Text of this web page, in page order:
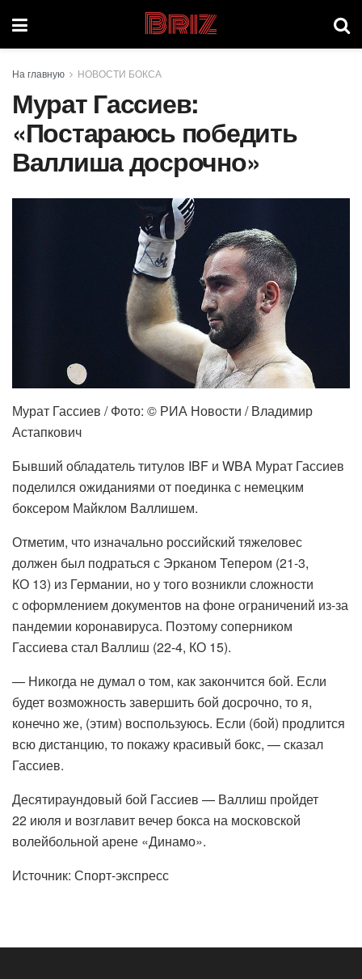
Briz
На главную НОВОСТИ БОКСА
Мурат Гассиев:
«Постараюсь победить
Валлиша досрочно»
Мурат Гассиев / Фото: © РИА Новости / Владимир
Астапкович
Бывший обладатель титулов IBF и WBA Мурат Гассиев
поделился ожиданиями от поединка с немецким
боксером Майклом Валлишем.
Отметим, что изначально российский тяжеловес
должен был подраться с Эрканом Тепером (21-3,
КО 13) из Германии, но у того возникли сложности
с оформлением документов на фоне ограничений из-за
пандемии коронавируса. Поэтому соперником
Гассиева стал Валлиш (22-4, КО 15).
— Никогда не думал о том, как закончится бой. Если
будет возможность завершить бой досрочно, то я,
конечно же, (этим) воспользуюсь. Если (бой) продлится
всю дистанцию, то покажу красивый бокс, — сказал
Гассиев.
Десятираундовый бой Гассиев — Валлиш пройдет
22 июля и возглавит вечер бокса на московской
волейбольной арене «Динамо».
Источник: Спорт-экспресс